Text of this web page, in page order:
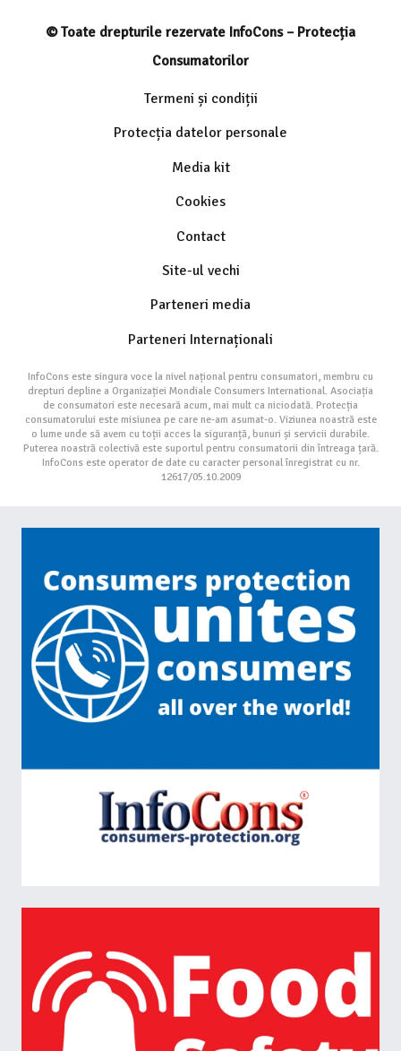
© Toate drepturile rezervate InfoCons – Protecția
Consumatorilor
Termeni și condiții
Protecția datelor personale
Media kit
Cookies
Contact
Site-ul vechi
Parteneri media
Parteneri Internaționali
InfoCons este singura voce la nivel național pentru consumatori, membru cu
drepturi depline a Organizației Mondiale Consumers International. Asociația
de consumatori este necesară acum, mai mult ca niciodată. Protecția
consumatorului este misiunea pe care ne-am asumat-o. Viziunea noastră este
o lume unde să avem cu toții acces la siguranță, bunuri și servicii durabile.
Puterea noastră colectivă este suportul pentru consumatorii din întreaga țară.
InfoCons este operator de date cu caracter personal înregistrat cu nr.
12617/05.10.2009